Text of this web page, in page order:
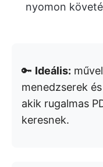
nyomon
🔑 Ideális:
menedzserek
akik rugalmas
keresnek.